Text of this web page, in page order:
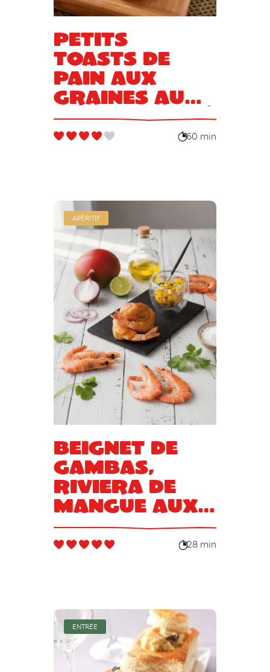
Petits
toasts de
pain aux
graines au
saumon fumé
60 min
APÉRITIF
Beignet de
gambas,
riviera de
mangue aux
oignons
rouges
28 min
ENTRÉE